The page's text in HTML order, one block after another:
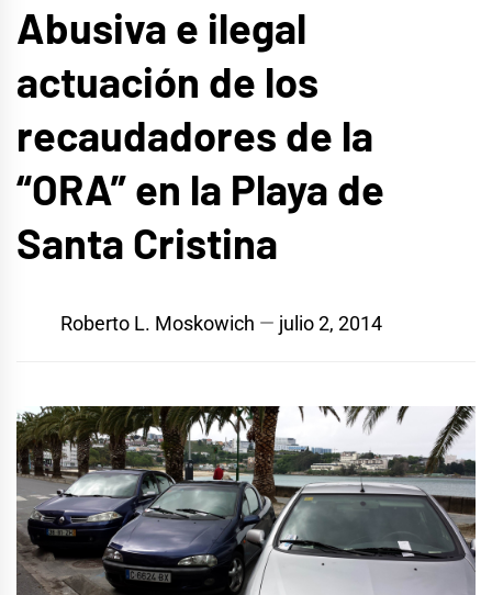
Abusiva e ilegal
actuación de los
recaudadores de la
“ORA” en la Playa de
Santa Cristina
Roberto L. Moskowich julio 2, 2014